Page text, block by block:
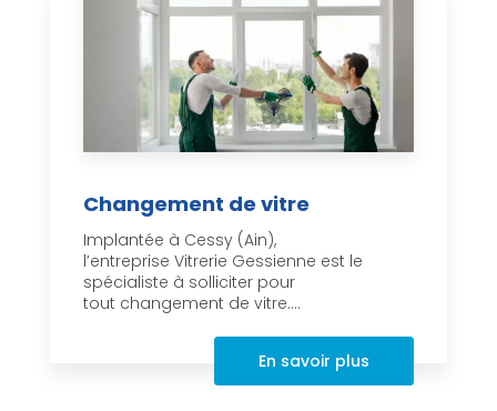
Changement de vitre
Implantée à Cessy (Ain),
l’entreprise Vitrerie Gessienne est le
spécialiste à solliciter pour
tout changement de vitre....
En savoir plus